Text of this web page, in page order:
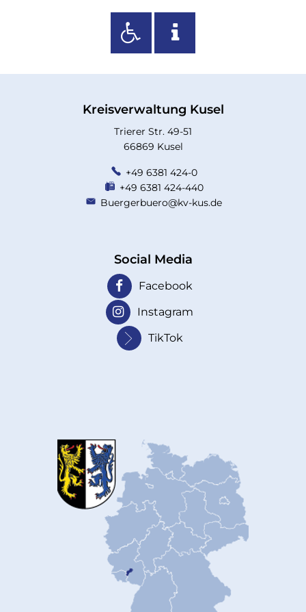
Kreisverwaltung Kusel
Trierer Str. 49-51
66869 Kusel
+49 6381 424-0
+49 6381 424-440
Buergerbuero@kv-kus.de
Social Media
Facebook
Instagram
TikTok